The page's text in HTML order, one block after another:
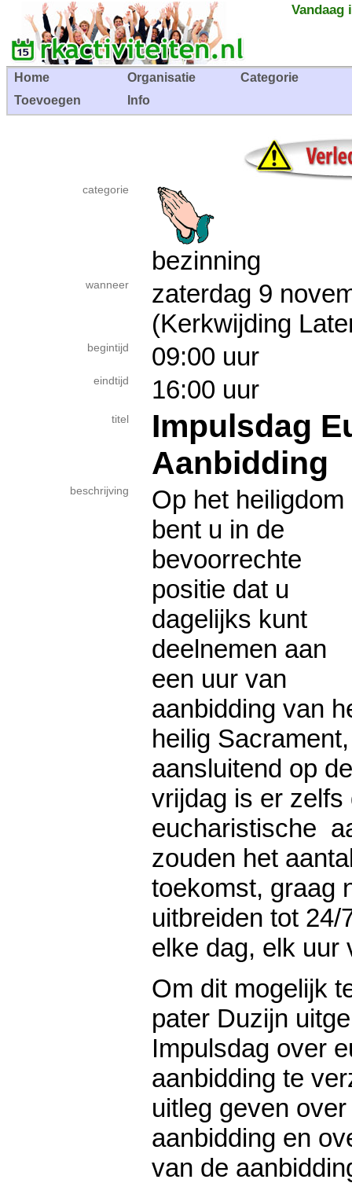
Vandaag
Home Organisatie
Categorie
Toevoegen
Info
categorie
bezinning
wanneer
zaterdag 9
(Kerkwijding
begintijd 09:00 uur
eindtijd 16:00 uur
titel
Impulsdag
Aanbidding
beschrijving
Op het heiligdom
bent u in de
bevoorrechte
positie dat u
dagelijks kunt
deelnemen aan
een uur van
aanbidding van
heilig Sacrament,
aansluitend op
vrijdag is er zelfs
eucharistische
zouden het
toekomst, graag
uitbreiden tot 24/
elke dag, elk uur
Om dit mogelijk
pater Duzijn
Impulsdag over
aanbidding te
uitleg geven
aanbidding en
van de